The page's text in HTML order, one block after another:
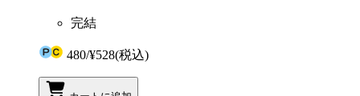
完結
480/¥528(税込)